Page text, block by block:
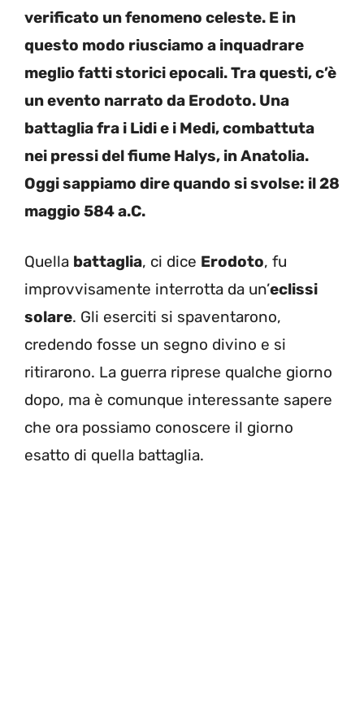
verificato un fenomeno celeste. E in
questo modo riusciamo a inquadrare
meglio fatti storici epocali. Tra questi, c’è
un evento narrato da Erodoto. Una
battaglia fra i Lidi e i Medi, combattuta
nei pressi del fiume Halys, in Anatolia.
Oggi sappiamo dire quando si svolse: il 28
maggio 584 a.C.
Quella battaglia, ci dice Erodoto, fu
improvvisamente interrotta da un’eclissi
solare. Gli eserciti si spaventarono,
credendo fosse un segno divino e si
ritirarono. La guerra riprese qualche giorno
dopo, ma è comunque interessante sapere
che ora possiamo conoscere il giorno
esatto di quella battaglia.